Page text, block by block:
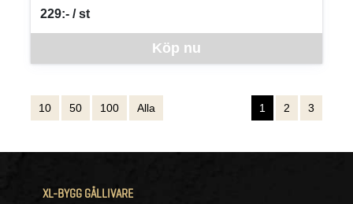
Köp nu
229:- / st
SEK per ST
10 50 100 Alla 1 2 3
XL-BYGG GÄLLIVARE